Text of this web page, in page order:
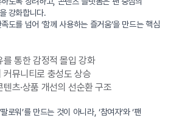
강화합니다.
도를 넘어 ‘함께 사용하는 즐거움’을 만드는 핵심
를 통한 감정적 몰입 강화
커뮤니티로 충성도 상승
츠·상품 개선의 선순환 구조
로워’를 만드는 것이 아니라, ‘참여자’와 ‘팬